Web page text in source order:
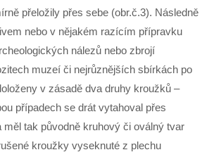
přeložily přes sebe (obr.č.3). Následně
nebo v nějakém razícím přípravku
nálezů nebo zbrojí
muzeí či nejrůznějších sbírkách po
v zásadě dva druhy kroužků –
případech se drát vytahoval přes
měl tak původně kruhový či oválný tvar
kroužky vyseknuté z plechu